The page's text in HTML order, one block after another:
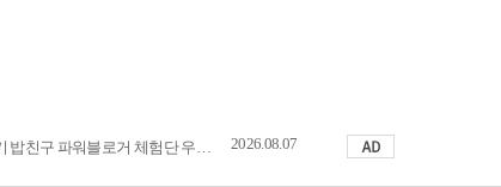
오뚜기 밥친구 파워블로거 체험단 우수활동자 발표 2026.08.07